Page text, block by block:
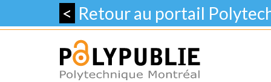
< Retour au portail